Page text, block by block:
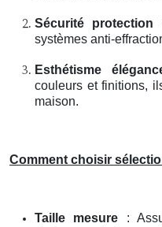
Sécurité protection
systèmes anti-
Esthétisme
couleurs et finitions,
maison.
Comment choisir
Taille mesure :